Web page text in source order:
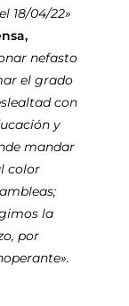
18/04/22»
nefasto
el grado
con
y
mandar
color
la
por